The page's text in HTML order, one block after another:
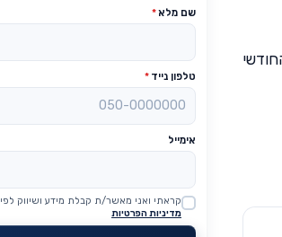
שם מלא*
טלפון נייד *
אימייל
Website
קראתי ואני מאשר/ת קבלת מידע ושיווק לפי
מדיניות הפרטיות